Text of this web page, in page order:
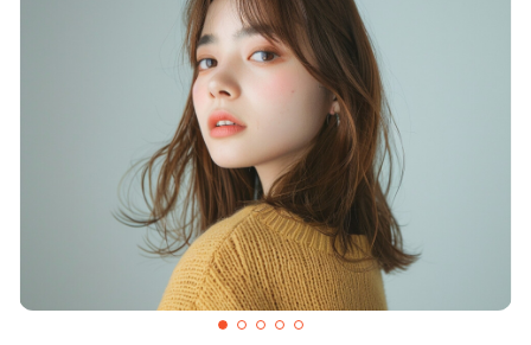
西院(京福)駅 徒歩6分
Lime hair beautify